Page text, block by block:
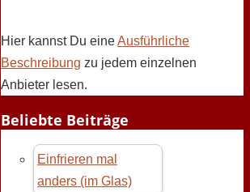
Hier kannst Du eineAusführliche
Beschreibung zu jedem einzelnen
Anbieter lesen.
Beliebte Beiträge
Einfrieren mal
anders (im Glas)